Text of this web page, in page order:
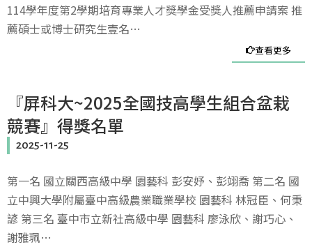
114學年度第2學期培育專業人才獎學金受獎人推薦申請案 推
薦碩士或博士研究生壹名…
查看更多
『屏科大~2025全國技高學生組合盆栽
競賽』得獎名單
2025-11-25
第一名 國立關西高級中學 園藝科 彭安妤、彭翊喬 第二名 國
立中興大學附屬臺中高級農業職業學校 園藝科 林冠臣、何秉
諺 第三名 臺中市立新社高級中學 園藝科 廖泳欣、謝巧心、
謝雅珮…